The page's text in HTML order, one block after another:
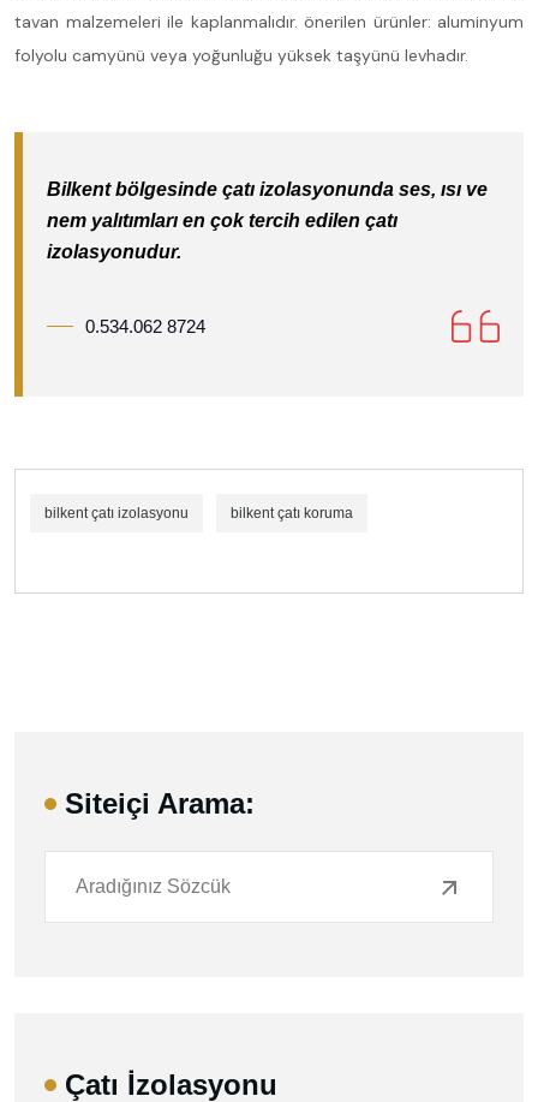
tavan malzemeleri ile kaplanmalıdır. önerilen ürünler: aluminyum
folyolu camyünü veya yoğunluğu yüksek taşyünü levhadır.
Bilkent bölgesinde çatı izolasyonunda ses, ısı ve
nem yalıtımları en çok tercih edilen çatı
izolasyonudur.
0.534.062 8724
bilkent çatı izolasyonu bilkent çatı koruma
Siteiçi Arama:
Çatı İzolasyonu